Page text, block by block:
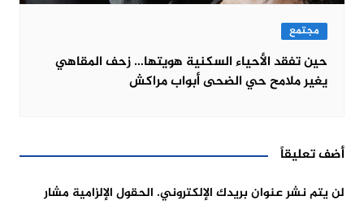
مجتمع
حين تفقد الأحياء السكنية هويتها… زحف المقاهي
يغير ملامح حي الضحى أبواب مراكش
أضف تعليقاً
لن يتم نشر عنوان بريدك الإلكتروني. الحقول الإلزامية مشار